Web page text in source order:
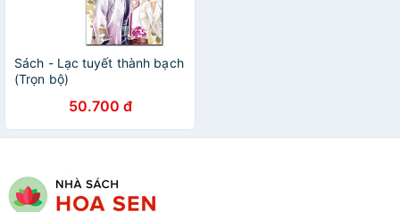
Sách - Lạc tuyết thành bạch
(Trọn bộ)
50.700 đ